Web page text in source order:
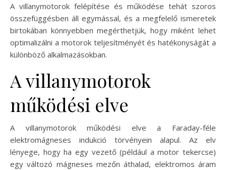
A villanymotorok felépítése és működése tehát szoros
összefüggésben áll egymással, és a megfelelő ismeretek
birtokában könnyebben megérthetjük, hogy miként lehet
optimalizálni a motorok teljesítményét és hatékonyságát a
különböző alkalmazásokban.
A villanymotorok
működési elve
A villanymotorok működési elve a Faraday-féle
elektromágneses indukció törvényein alapul. Az elv
lényege, hogy ha egy vezető (például a motor tekercse)
egy változó mágneses mezőn áthalad, elektromos áram